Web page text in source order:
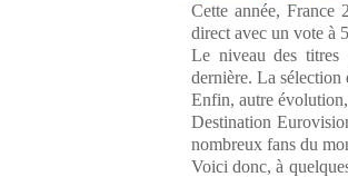
Cette année, France
direct avec un vote à
Le niveau des titres
dernière. La sélection
Enfin, autre
Destination
nombreux fans du
Voici donc, à